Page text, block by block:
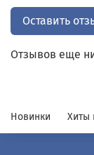
Отзывов еще
Оставить
Новинки Хиты